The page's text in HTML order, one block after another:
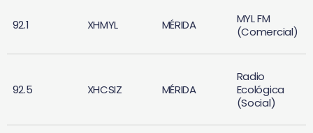
92.1 XHMYL MÉRIDA
MYL FM
(Comercial)
92.5 XHCSIZ MÉRIDA
Radio
Ecológica
(Social)